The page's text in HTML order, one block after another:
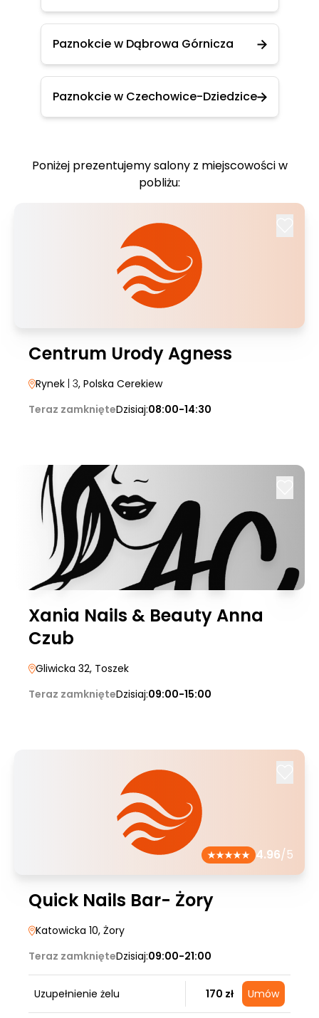
Paznokcie w Dąbrowa Górnicza
Paznokcie w Czechowice-Dziedzice
Poniżej prezentujemy salony z miejscowości w
pobliżu:
Centrum Urody Agness
Rynek | 3, Polska Cerekiew
Teraz zamknięteDzisiaj:08:00-14:30
Xania Nails & Beauty Anna
Czub
Gliwicka 32, Toszek
Teraz zamknięteDzisiaj:09:00-15:00
4.96/5
Quick Nails Bar- Żory
Katowicka 10, Żory
Teraz zamknięteDzisiaj:09:00-21:00
Uzupełnienie żelu 170 zł Umów